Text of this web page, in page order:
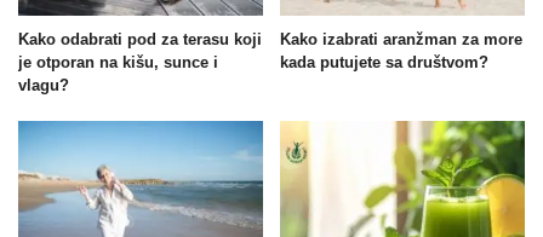
Kako odabrati pod za terasu koji
je otporan na kišu, sunce i
vlagu?
Kako izabrati aranžman za more
kada putujete sa društvom?